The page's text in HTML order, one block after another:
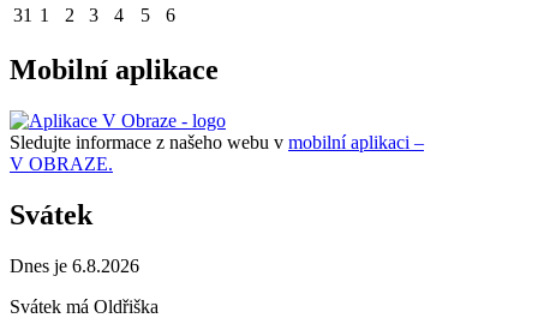
31 1 2 3 4 5 6
Mobilní aplikace
Sledujte informace z našeho webu v mobilní aplikaci –
V OBRAZE.
Svátek
Dnes je 6.8.2026
Svátek má Oldřiška